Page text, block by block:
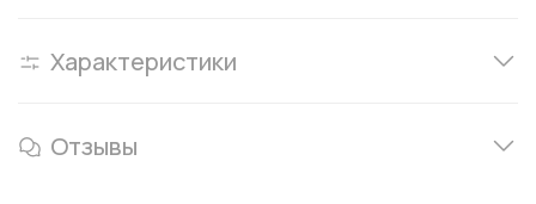
Характеристики
Отзывы